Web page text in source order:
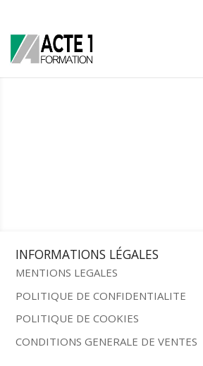
INFORMATIONS LÉGALES
MENTIONS LEGALES
POLITIQUE DE CONFIDENTIALITE
POLITIQUE DE COOKIES
CONDITIONS GENERALE DE VENTES